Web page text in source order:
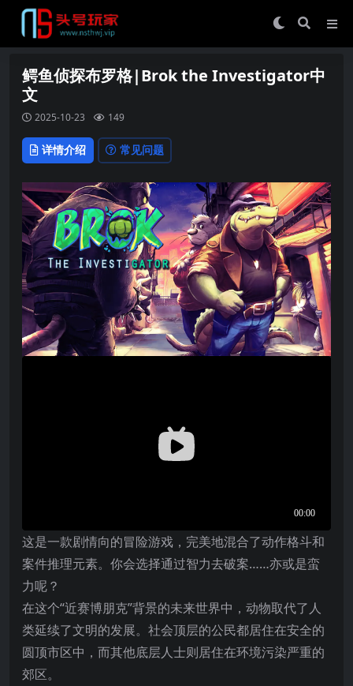
鳄鱼侦探布罗格|Brok the Investigator中
文
2025-10-23 149
详情介绍 常见问题
这是一款剧情向的冒险游戏，完美地混合了动作格斗和
案件推理元素。你会选择通过智力去破案……亦或是蛮
力呢？
在这个“近赛博朋克”背景的未来世界中，动物取代了人
类延续了文明的发展。社会顶层的公民都居住在安全的
圆顶市区中，而其他底层人士则居住在环境污染严重的
郊区。